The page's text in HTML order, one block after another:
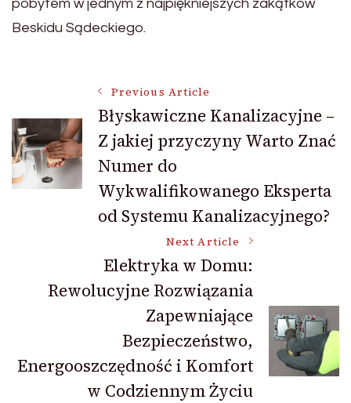
pobytem w jednym z najpiękniejszych zakątków
Beskidu Sądeckiego.
Navigation
Previous Article
Błyskawiczne Kanalizacyjne –
Z jakiej przyczyny Warto Znać
Numer do
Wykwalifikowanego Eksperta
od Systemu Kanalizacyjnego?
Next Article
Elektryka w Domu:
Rewolucyjne Rozwiązania
Zapewniające
Bezpieczeństwo,
Energooszczędność i Komfort
w Codziennym Życiu